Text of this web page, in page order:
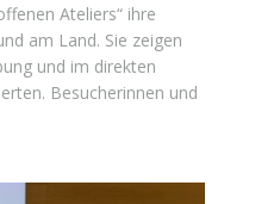
Ateliers“ ihre
am Land. Sie zeigen
und im direkten
Besucherinnen und